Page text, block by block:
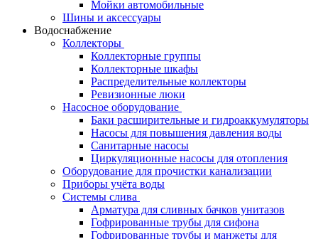
Мойки автомобильные
Шины и аксессуары
Водоснабжение
Коллекторы
Коллекторные группы
Коллекторные шкафы
Распределительные коллекторы
Ревизионные люки
Насосное оборудование
Баки расширительные и гидроаккумуляторы
Насосы для повышения давления воды
Санитарные насосы
Циркуляционные насосы для отопления
Оборудование для прочистки канализации
Приборы учёта воды
Системы слива
Арматура для сливных бачков унитазов
Гофрированные трубы для сифона
Гофрированные трубы и манжеты для